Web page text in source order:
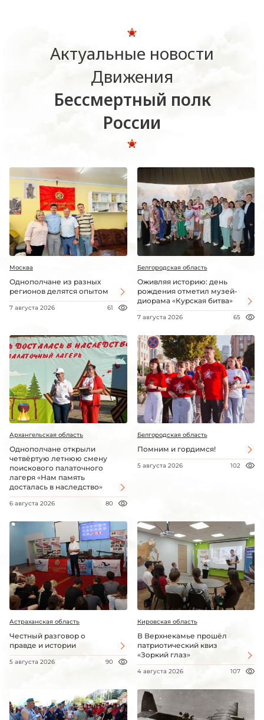
Актуальные новости
Движения
Бессмертный полк
России
Москва
Однополчане из разных
регионов делятся опытом
7 августа 2026 61
Белгородская область
Оживляя историю: день
рождения отметил музей-
диорама «Курская битва»
7 августа 2026 65
Архангельская область
Однополчане открыли
четвёртую летнюю смену
поискового палаточного
лагеря «Нам память
досталась в наследство»
6 августа 2026 80
Белгородская область
Помним и гордимся!
5 августа 2026 102
Астраханская область
Честный разговор о
правде и истории
5 августа 2026 90
Кировская область
В Верхнекамье прошёл
патриотический квиз
«Зоркий глаз»
4 августа 2026 107